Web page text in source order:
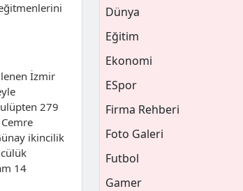
İzmir
279
ikincilik
14
Dünya
Eğitim
Ekonomi
ESpor
Firma Rehberi
Foto Galeri
Futbol
Gamer